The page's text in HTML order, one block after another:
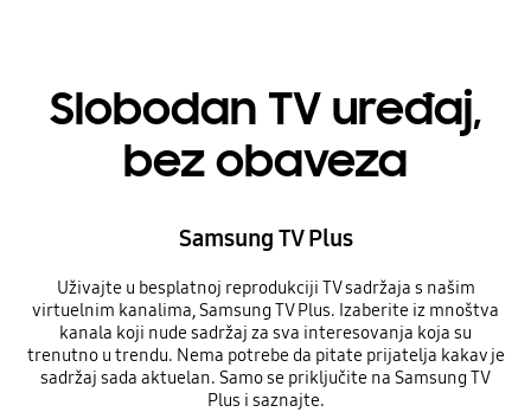
Slobodan TV uređaj,
bez obaveza
Samsung TV Plus
Uživajte u besplatnoj reprodukciji TV sadržaja s našim
virtuelnim kanalima, Samsung TV Plus. Izaberite iz mnoštva
kanala koji nude sadržaj za sva interesovanja koja su
trenutno u trendu. Nema potrebe da pitate prijatelja kakav je
sadržaj sada aktuelan. Samo se priključite na Samsung TV
Plus i saznajte.